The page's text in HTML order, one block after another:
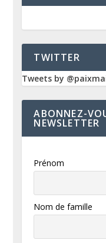
TWITTER
Tweets by
ABONNEZ-
NEWSLETTER
Prénom
Nom de famille